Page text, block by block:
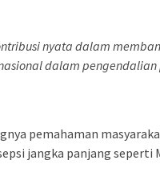
nyata dalam
dalam pengendalian
pemahaman
jangka panjang seperti